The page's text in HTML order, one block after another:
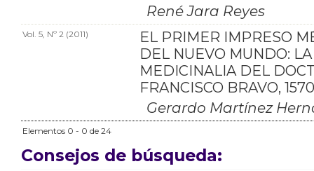
René Jara Reyes
Vol. 5, Nº 2 (2011)
EL PRIMER IMPRESO
DEL NUEVO MUNDO:
MEDICINALIA DEL
FRANCISCO BRAVO, 1570
Gerardo Martínez
Elementos 0 - 0 de 24
Consejos de búsqueda: